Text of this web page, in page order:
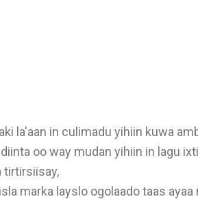
la'aan in culimadu yihiin kuwa
oo way mudan yihiin in lagu
tirtirsiisay,
marka layslo ogolaado taas